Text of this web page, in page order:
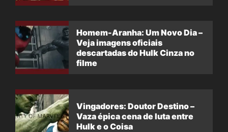
Homem-Aranha: Um Novo Dia –
Veja imagens oficiais
descartadas do Hulk Cinza no
filme
Vingadores: Doutor Destino –
Vaza épica cena de luta entre
Hulk e o Coisa